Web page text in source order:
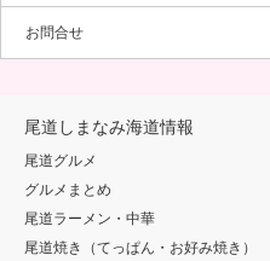
お問合せ
尾道しまなみ海道情報
尾道グルメ
グルメまとめ
尾道ラーメン・中華
尾道焼き（てっぱん・お好み焼き）